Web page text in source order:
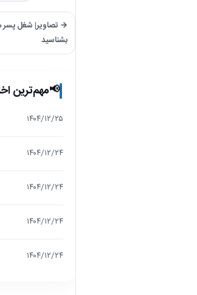
→ تصاویر| شغل پسر
بشناسید
📢مهم‌ترین
۱۴۰۴/۱۲/۲۵
۱۴۰۴/۱۲/۲۴
۱۴۰۴/۱۲/۲۴
۱۴۰۴/۱۲/۲۴
۱۴۰۴/۱۲/۲۴